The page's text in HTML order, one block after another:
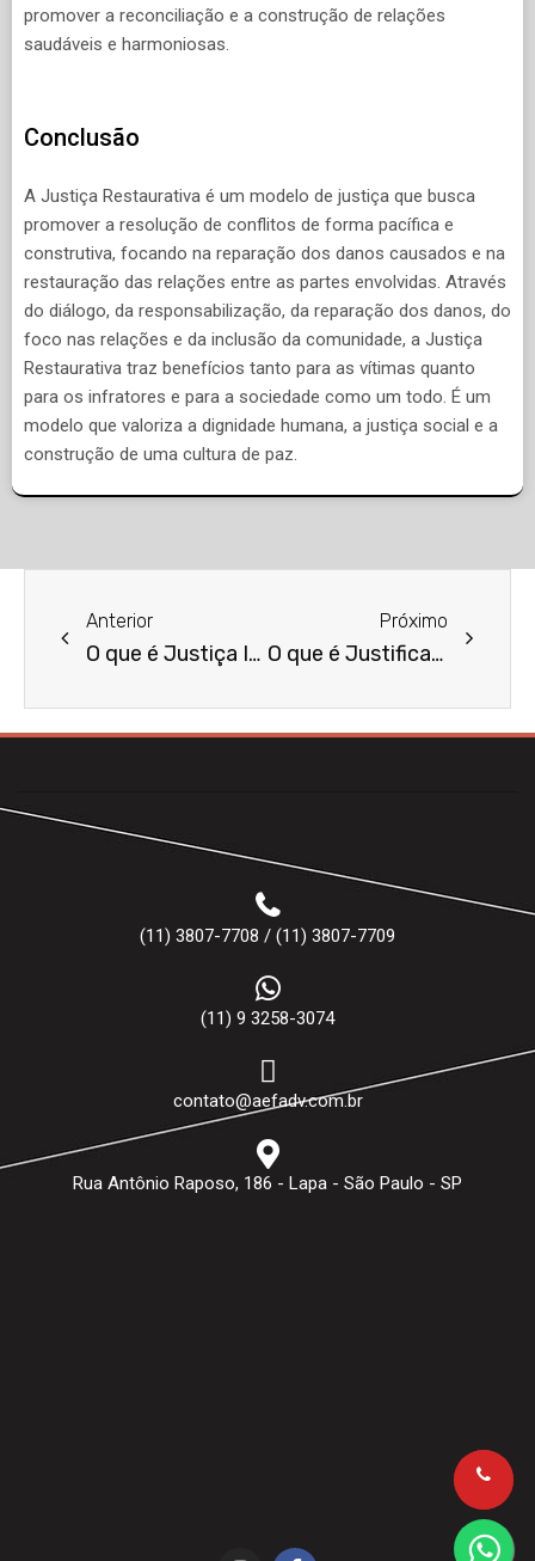
promover a reconciliação e a construção de relações
saudáveis e harmoniosas.
Conclusão
A Justiça Restaurativa é um modelo de justiça que busca
promover a resolução de conflitos de forma pacífica e
construtiva, focando na reparação dos danos causados e na
restauração das relações entre as partes envolvidas. Através
do diálogo, da responsabilização, da reparação dos danos, do
foco nas relações e da inclusão da comunidade, a Justiça
Restaurativa traz benefícios tanto para as vítimas quanto
para os infratores e para a sociedade como um todo. É um
modelo que valoriza a dignidade humana, a justiça social e a
construção de uma cultura de paz.
Anterior
O que é Justiça Itinerante?
Próximo
O que é Justificação Criminal?
(11) 3807-7708 / (11) 3807-7709
(11) 9 3258-3074
contato@aefadv.com.br
Rua Antônio Raposo, 186 - Lapa - São Paulo - SP